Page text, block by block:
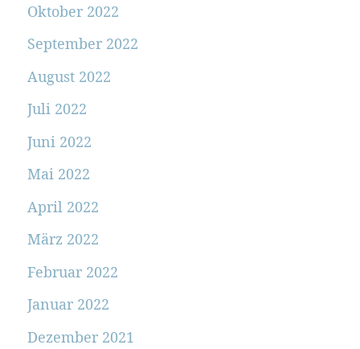
Oktober 2022
September 2022
August 2022
Juli 2022
Juni 2022
Mai 2022
April 2022
März 2022
Februar 2022
Januar 2022
Dezember 2021